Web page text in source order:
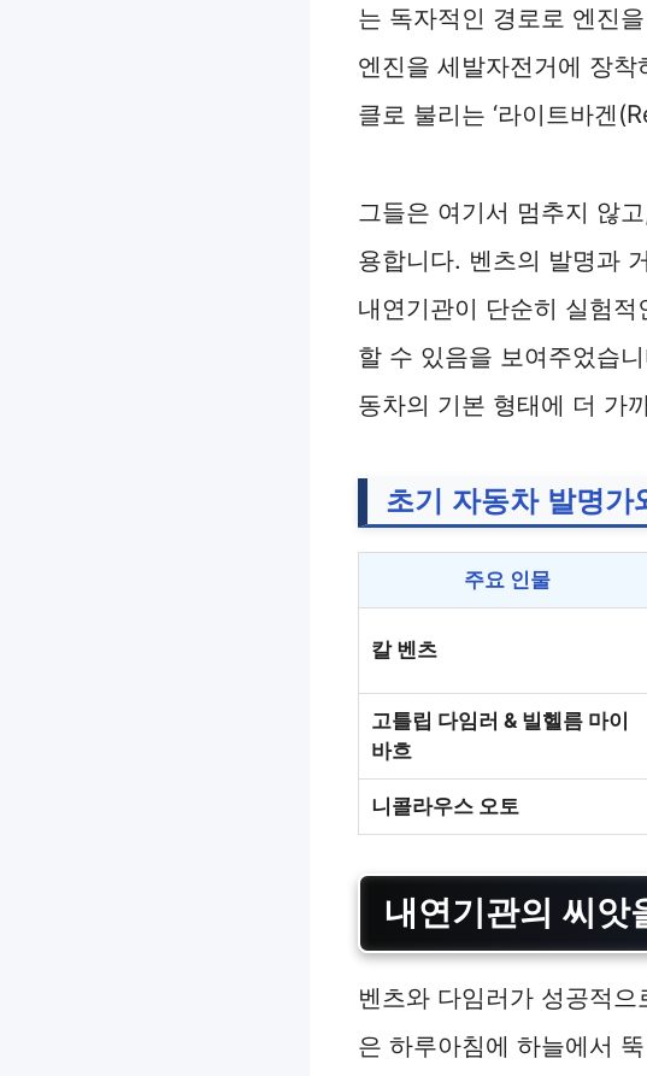
는 독자적인 경로로 엔진
엔진을 세발자전거에 장
클로 불리는 ‘라이트바겐
그들은 여기서 멈추지 않
용합니다. 벤츠의 발명과
내연기관이 단순히 실험
할 수 있음을 보여주었습
동차의 기본 형태에 더 가
초기 자동차 발명가
주요 인물
칼 벤츠
고틀립 다임러 & 빌헬름 마이
바흐
니콜라우스 오토
내연기관의 씨앗
벤츠와 다임러가 성공적
은 하루아침에 하늘에서